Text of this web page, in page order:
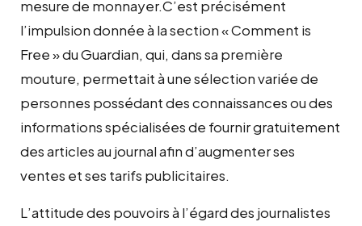
mesure de monnayer.C’est précisément
l’impulsion donnée à la section « Comment is
Free » du Guardian, qui, dans sa première
mouture, permettait à une sélection variée de
personnes possédant des connaissances ou des
informations spécialisées de fournir gratuitement
des articles au journal afin d’augmenter ses
ventes et ses tarifs publicitaires.
L’attitude des pouvoirs à l’égard des journalistes